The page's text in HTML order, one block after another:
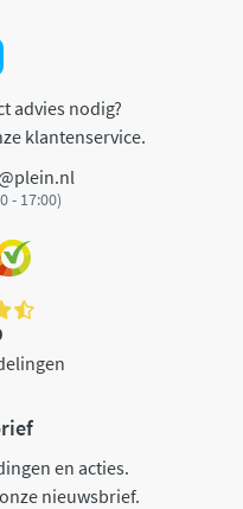
advies nodig?
klantenservice.
- 17:00)
en acties.
nieuwsbrief.